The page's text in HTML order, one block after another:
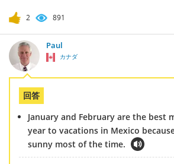
2 891
Paul
カナダ
回答
January and February are the best
year to vacations in Mexico
sunny most of the time.